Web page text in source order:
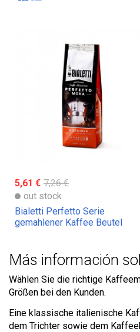
5,61 € 7,26 €
out stock
Bialetti Perfetto Serie
gemahlener Kaffee Beutel
Más información
Wählen Sie die richtige
Größen bei den Kunden.
Eine klassische italienische
dem Trichter sowie dem